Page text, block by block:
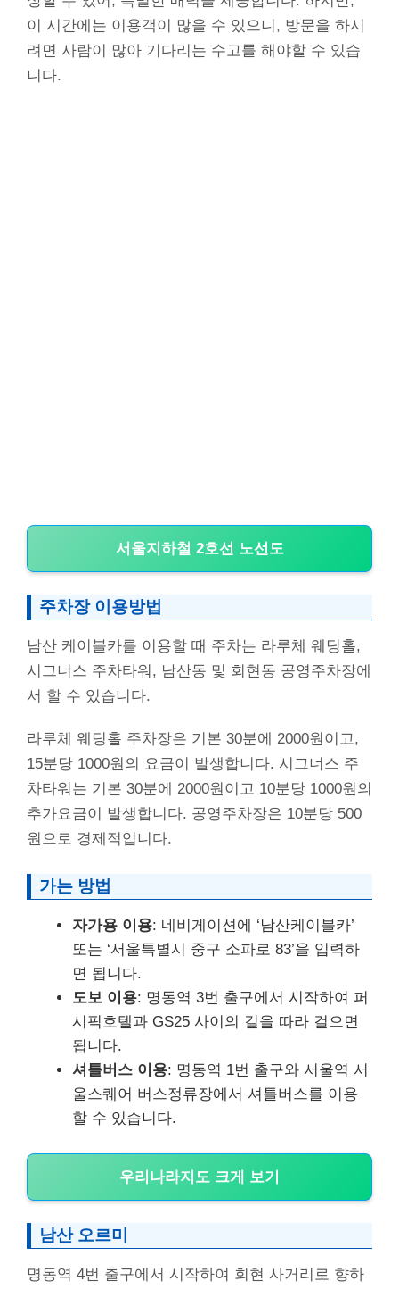
이 시간에는 이용객이 많을 수 있으니, 방문을 하시
려면 사람이 많아 기다리는 수고를 해야할 수 있습
니다.
서울지하철 2호선 노선도
주차장 이용방법
남산 케이블카를 이용할 때 주차는 라루체 웨딩홀,
시그너스 주차타워, 남산동 및 회현동 공영주차장에
서 할 수 있습니다.
라루체 웨딩홀 주차장은 기본 30분에 2000원이고,
15분당 1000원의 요금이 발생합니다. 시그너스 주
차타워는 기본 30분에 2000원이고 10분당 1000원의
추가요금이 발생합니다. 공영주차장은 10분당 500
원으로 경제적입니다.
가는 방법
자가용 이용: 네비게이션에 ‘남산케이블카’
또는 ‘서울특별시 중구 소파로 83’을 입력하
면 됩니다.
도보 이용: 명동역 3번 출구에서 시작하여 퍼
시픽호텔과 GS25 사이의 길을 따라 걸으면
됩니다.
셔틀버스 이용: 명동역 1번 출구와 서울역 서
울스퀘어 버스정류장에서 셔틀버스를 이용
할 수 있습니다.
우리나라지도 크게 보기
남산 오르미
명동역 4번 출구에서 시작하여 회현 사거리로 향하